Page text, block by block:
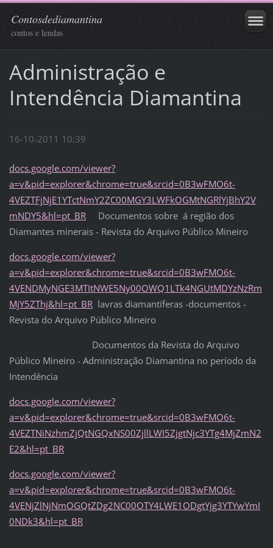
Contosdediamantina
contos e lendas
Administração e
Intendência Diamantina
16-10-2011 10:39
docs.google.com/viewer?
a=v&pid=explorer&chrome=true&srcid=0B3wFMO6t-
4VEZTFjNjE1YTctNmY2ZC00MGY3LWFkOGMtNGRlYjBhY2V
mNDY5&hl=pt_BRDocumentos sobre á região dos
Diamantes minerais - Revista do Arquivo Público Mineiro
docs.google.com/viewer?
a=v&pid=explorer&chrome=true&srcid=0B3wFMO6t-
4VENDMyNGE3MTItNWE5Ny00OWQ1LTk4NGUtMDYzNzRm
MjY5ZThj&hl=pt_BRlavras diamantíferas -documentos -
Revista do Arquivo Público Mineiro
Documentos da Revista do Arquivo
Público Mineiro - Administração Diamantina no período da
Intendência
docs.google.com/viewer?
a=v&pid=explorer&chrome=true&srcid=0B3wFMO6t-
4VEZTNiNzhmZjQtNGQxNS00ZjllLWI5ZjgtNjc3YTg4MjZmN2
E2&hl=pt_BR
docs.google.com/viewer?
a=v&pid=explorer&chrome=true&srcid=0B3wFMO6t-
4VENjZlNjNmOGQtZDg2NC00OTY4LWE1ODgtYjg3YTYwYmI
0NDk3&hl=pt_BR